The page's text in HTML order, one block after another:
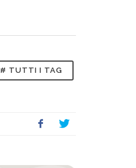
# TUTTI I TAG